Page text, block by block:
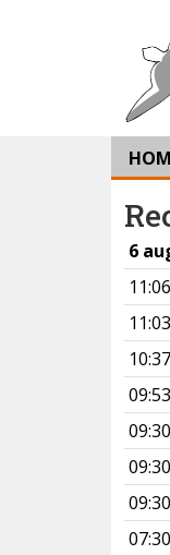
6
11:06
11:03
10:37
09:53
09:30
09:30
09:30
07:30